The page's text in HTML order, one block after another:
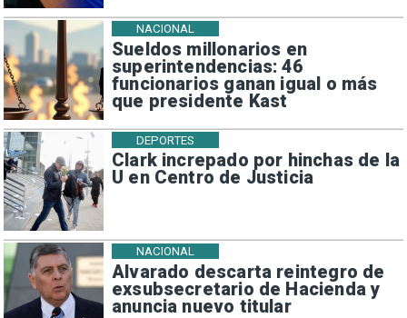
Sueldos millonarios en
superintendencias: 46
funcionarios ganan igual o más
que presidente Kast
NACIONAL
Clark increpado por hinchas de la
U en Centro de Justicia
DEPORTES
Alvarado descarta reintegro de
exsubsecretario de Hacienda y
anuncia nuevo titular
NACIONAL